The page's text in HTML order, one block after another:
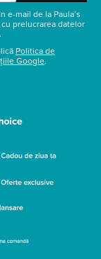
e-mail de la Paula’s
prelucrarea datelor
.
Politica de
Google.